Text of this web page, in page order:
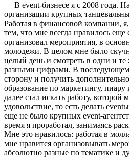
— В event-бизнесе я с 2008 года.
организации крупных
Работая в финансовой компании,
тем, что мне всегда нравилось еще
организовал мероприятия, в
молодежи. В целом мне было
целый день и смотреть в одни и те
разными цифрами. В
сторону и получить
образование по маркетингу, пиару
далее стал искать работу, которой
удовольствие, то есть делать
еще не было крупных event-
время я проработал, занимаясь
Мне это нравилось: работая в
мне нравится организовывать
абсолютно разные по тематике и